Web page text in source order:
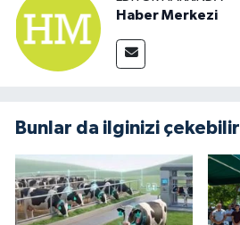
Haber Merkezi
Bunlar da ilginizi çekebilir